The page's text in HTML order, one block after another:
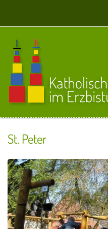
St. Peter